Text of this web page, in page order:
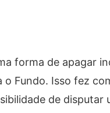
forma de apagar
Fundo. Isso fez
de disputar